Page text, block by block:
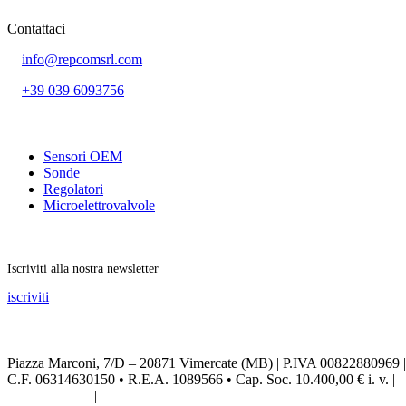
Contattaci
info@repcomsrl.com
+39 039 6093756
Sensori OEM
Sonde
Regolatori
Microelettrovalvole
Iscriviti alla nostra newsletter
iscriviti
Piazza Marconi, 7/D – 20871 Vimercate (MB) | P.IVA 00822880969 |
C.F. 06314630150 • R.E.A. 1089566 • Cap. Soc. 10.400,00 € i. v. |